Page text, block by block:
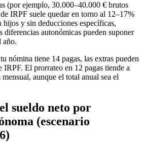
(por ejemplo, 30.000–40.000 € brutos
IRPF suele quedar en torno al 12–17%
y sin deducciones específicas,
autonómicas pueden suponer
año.
nómina tiene 14 pagas, las extras pueden
IRPF. El prorrateo en 12 pagas tiende a
aunque el total anual sea el
sueldo neto por
(escenario